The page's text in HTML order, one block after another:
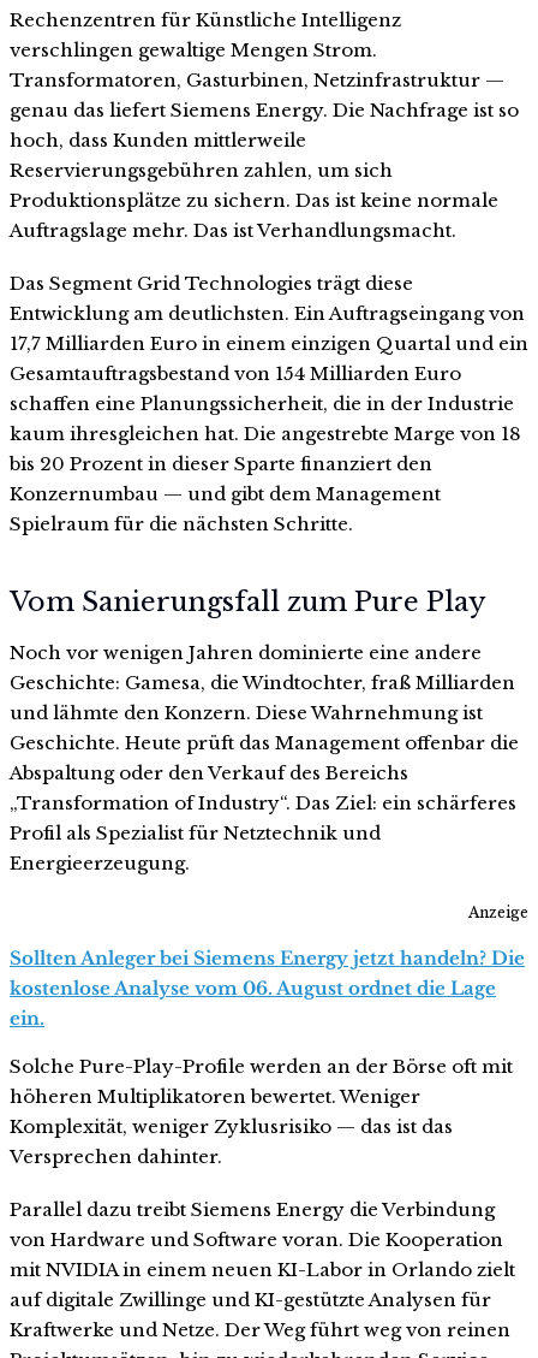
Rechenzentren für Künstliche Intelligenz
verschlingen gewaltige Mengen Strom.
Transformatoren, Gasturbinen, Netzinfrastruktur —
genau das liefert Siemens Energy. Die Nachfrage ist so
hoch, dass Kunden mittlerweile
Reservierungsgebühren zahlen, um sich
Produktionsplätze zu sichern. Das ist keine normale
Auftragslage mehr. Das ist Verhandlungsmacht.
Das Segment Grid Technologies trägt diese
Entwicklung am deutlichsten. Ein Auftragseingang von
17,7 Milliarden Euro in einem einzigen Quartal und ein
Gesamtauftragsbestand von 154 Milliarden Euro
schaffen eine Planungssicherheit, die in der Industrie
kaum ihresgleichen hat. Die angestrebte Marge von 18
bis 20 Prozent in dieser Sparte finanziert den
Konzernumbau — und gibt dem Management
Spielraum für die nächsten Schritte.
Vom Sanierungsfall zum Pure Play
Noch vor wenigen Jahren dominierte eine andere
Geschichte: Gamesa, die Windtochter, fraß Milliarden
und lähmte den Konzern. Diese Wahrnehmung ist
Geschichte. Heute prüft das Management offenbar die
Abspaltung oder den Verkauf des Bereichs
„Transformation of Industry“. Das Ziel: ein schärferes
Profil als Spezialist für Netztechnik und
Energieerzeugung.
Anzeige
Sollten Anleger bei Siemens Energy jetzt handeln? Die
kostenlose Analyse vom 06. August ordnet die Lage
ein.
Solche Pure-Play-Profile werden an der Börse oft mit
höheren Multiplikatoren bewertet. Weniger
Komplexität, weniger Zyklusrisiko — das ist das
Versprechen dahinter.
Parallel dazu treibt Siemens Energy die Verbindung
von Hardware und Software voran. Die Kooperation
mit NVIDIA in einem neuen KI-Labor in Orlando zielt
auf digitale Zwillinge und KI-gestützte Analysen für
Kraftwerke und Netze. Der Weg führt weg von reinen